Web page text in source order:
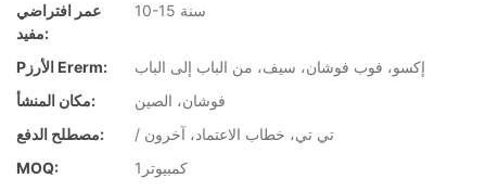
عمر افتراضي
مفيد:
10-15 سنة
Pالأرز Ererm:
إكسو، فوب فوشان، سيف، من الباب إلى الباب
مكان المنشأ:
فوشان، الصين
مصطلح الدفع:
/ تي تي، خطاب الاعتماد، آخرون
MOQ:
كمبيوتر1